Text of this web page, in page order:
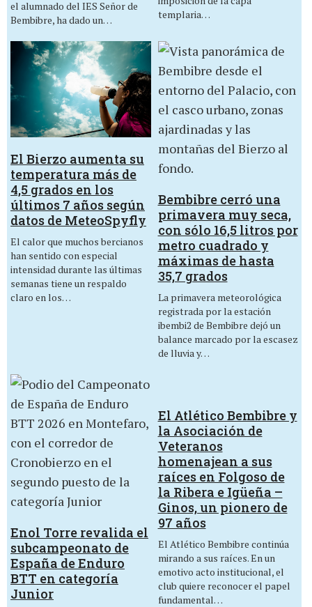
el alumnado del IES Señor de
Bembibre, ha dado un…
templaria…
El Bierzo aumenta su
temperatura más de
4,5 grados en los
últimos 7 años según
datos de MeteoSpyfly
El calor que muchos bercianos
han sentido con especial
intensidad durante las últimas
semanas tiene un respaldo
claro en los…
Bembibre cerró una
primavera muy seca,
con sólo 16,5 litros por
metro cuadrado y
máximas de hasta
35,7 grados
La primavera meteorológica
registrada por la estación
ibembi2 de Bembibre dejó un
balance marcado por la escasez
de lluvia y…
Enol Torre revalida el
subcampeonato de
España de Enduro
BTT en categoría
Junior
El Atlético Bembibre y
la Asociación de
Veteranos
homenajean a sus
raíces en Folgoso de
la Ribera e Igüeña –
Ginos, un pionero de
97 años
El Atlético Bembibre continúa
mirando a sus raíces. En un
emotivo acto institucional, el
club quiere reconocer el papel
fundamental…